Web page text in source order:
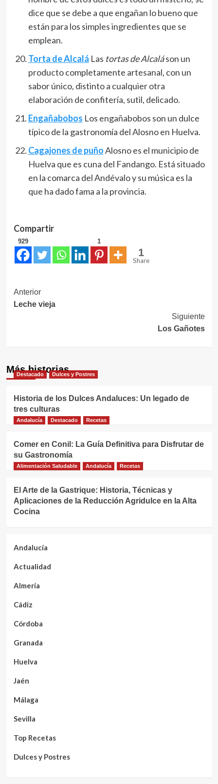
dice que se debe a que engañan lo bueno que
están para los simples ingredientes que se
emplean.
Torta de Alcalá Las tortas de Alcaláson un
producto completamente artesanal, con un
sabor único, distinto a cualquier otra
elaboración de confitería, sutil, delicado.
Engañabobos Los engañabobos son un dulce
típico de la gastronomía del Alosno en Huelva.
Cagajones de puñoAlosno es el municipio de
Huelva que es cuna del Fandango. Está situado
en la comarca del Andévalo y su música es la
que ha dado fama a la provincia.
Compartir
929 1
1
Share
Navegación
de
Anterior
Leche vieja
Siguiente
Los Gañotes
Más historias
Destacado Dulces y Postres
Historia de los Dulces Andaluces: Un legado de
tres culturas
Andalucía Destacado Recetas
Comer en Conil: La Guía Definitiva para Disfrutar de
su Gastronomía
Alimentación Saludable Andalucía Recetas
El Arte de la Gastrique: Historia, Técnicas y
Aplicaciones de la Reducción Agridulce en la Alta
Cocina
Andalucía
Actualidad
Almería
Cádiz
Córdoba
Granada
Huelva
Jaén
Málaga
Sevilla
Top Recetas
Dulces y Postres